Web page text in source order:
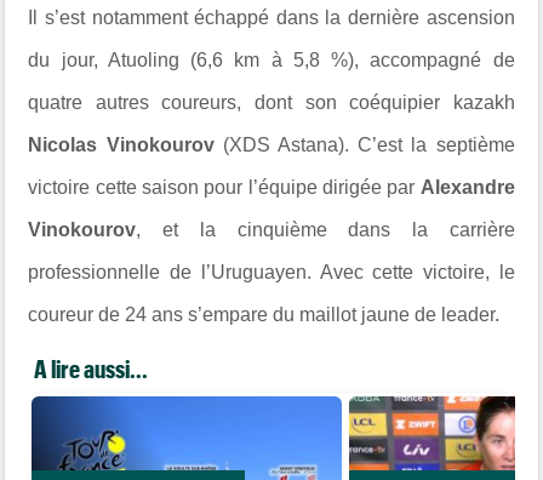
Il s’est notamment échappé dans la dernière ascension
du jour, Atuoling (6,6 km à 5,8 %), accompagné de
quatre autres coureurs, dont son coéquipier kazakh
Nicolas Vinokourov(XDS Astana). C’est la septième
victoire cette saison pour l’équipe dirigée par Alexandre
Vinokourov, et la cinquième dans la carrière
professionnelle de l’Uruguayen. Avec cette victoire, le
coureur de 24 ans s’empare du maillot jaune de leader.
A lire aussi...